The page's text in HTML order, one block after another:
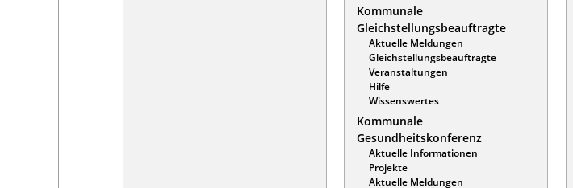
Kommunale
Gleichstellungsbeauftragte
Aktuelle Meldungen
Gleichstellungsbeauftragte
Veranstaltungen
Hilfe
Wissenswertes
Kommunale
Gesundheitskonferenz
Aktuelle Informationen
Projekte
Aktuelle Meldungen